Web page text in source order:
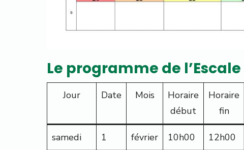
Le programme de
Jour Date Mois
Horaire
début
Horaire
fin
samedi 1 février 10h00 12h00